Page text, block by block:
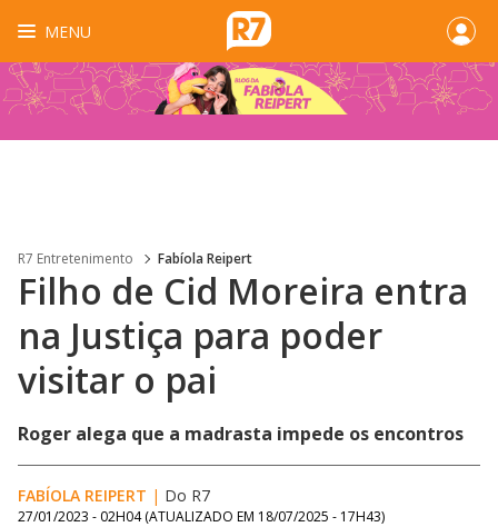
MENU
R7 Entretenimento Fabíola Reipert
Filho de Cid Moreira entra
na Justiça para poder
visitar o pai
Roger alega que a madrasta impede os encontros
FABÍOLA REIPERT | Do R7
27/01/2023 - 02H04 (ATUALIZADO EM 18/07/2025 - 17H43)